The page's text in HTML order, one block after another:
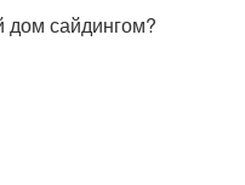
дом сайдингом?